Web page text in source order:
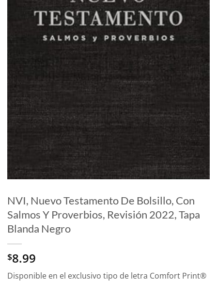
NVI, Nuevo Testamento De Bolsillo, Con
Salmos Y Proverbios, Revisión 2022, Tapa
Blanda Negro
$8.99
Disponible en el exclusivo tipo de letra Comfort Print®